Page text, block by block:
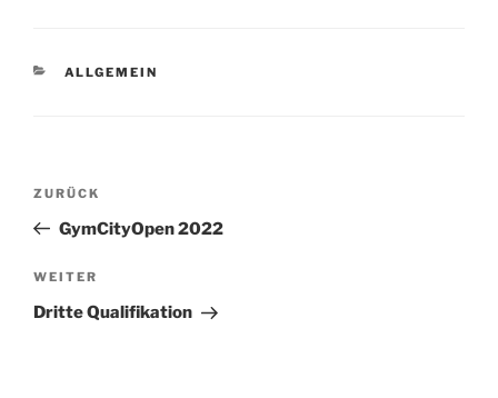
KATEGORIEN
ALLGEMEIN
Beitragsnavigation
Vorheriger
Beitrag
ZURÜCK
GymCityOpen 2022
Nächster
Beitrag
WEITER
Dritte Qualifikation